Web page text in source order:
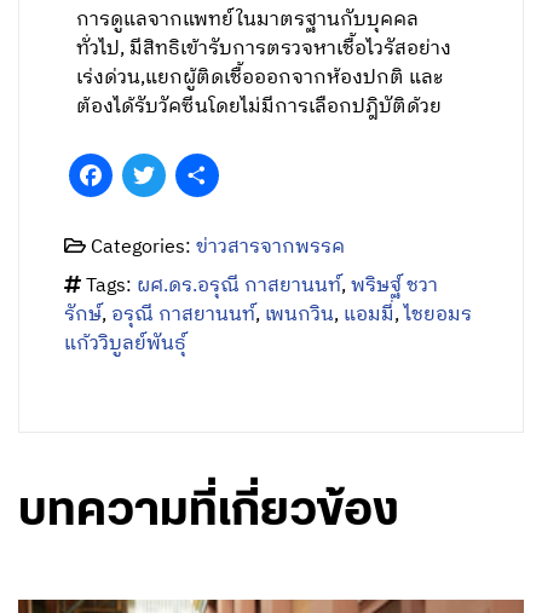
การดูแลจากแพทย์ในมาตรฐานกับบุคคล
ทั่วไป, มีสิทธิเข้ารับการตรวจหาเชื้อไวรัสอย่าง
เร่งด่วน,แยกผู้ติดเชื้อออกจากห้องปกติ และ
ต้องได้รับวัคซีนโดยไม่มีการเลือกปฎิบัติด้วย
FacebookTwitter
Categories:ข่าวสารจากพรรค
Tags: ผศ.ดร.อรุณี กาสยานนท์,พริษฐ์ ชวา
รักษ์,อรุณี กาสยานนท์,เพนกวิน,แอมมี่,ไชยอมร
แก้ววิบูลย์พันธุ์
บทความที่เกี่ยวข้อง